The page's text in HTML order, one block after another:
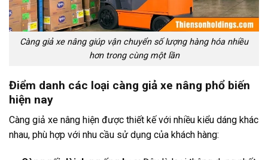
Càng giả xe nâng giúp vận chuyển số lượng hàng hóa nhiều
hơn trong cùng một lần
Điểm danh các loại càng giả xe nâng phổ biến
hiện nay
Càng giả xe nâng hiện được thiết kế với nhiều kiểu dáng khác
nhau, phù hợp với nhu cầu sử dụng của khách hàng: